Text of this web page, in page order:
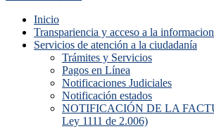
Inicio
Transpariencia y acceso a la
Servicios de atención a la ciudadanía
Trámites y Servicios
Pagos en Línea
Notificaciones Judiciales
Notificación estados
NOTIFICACIÓN DE LA
Ley 1111 de 2.006)